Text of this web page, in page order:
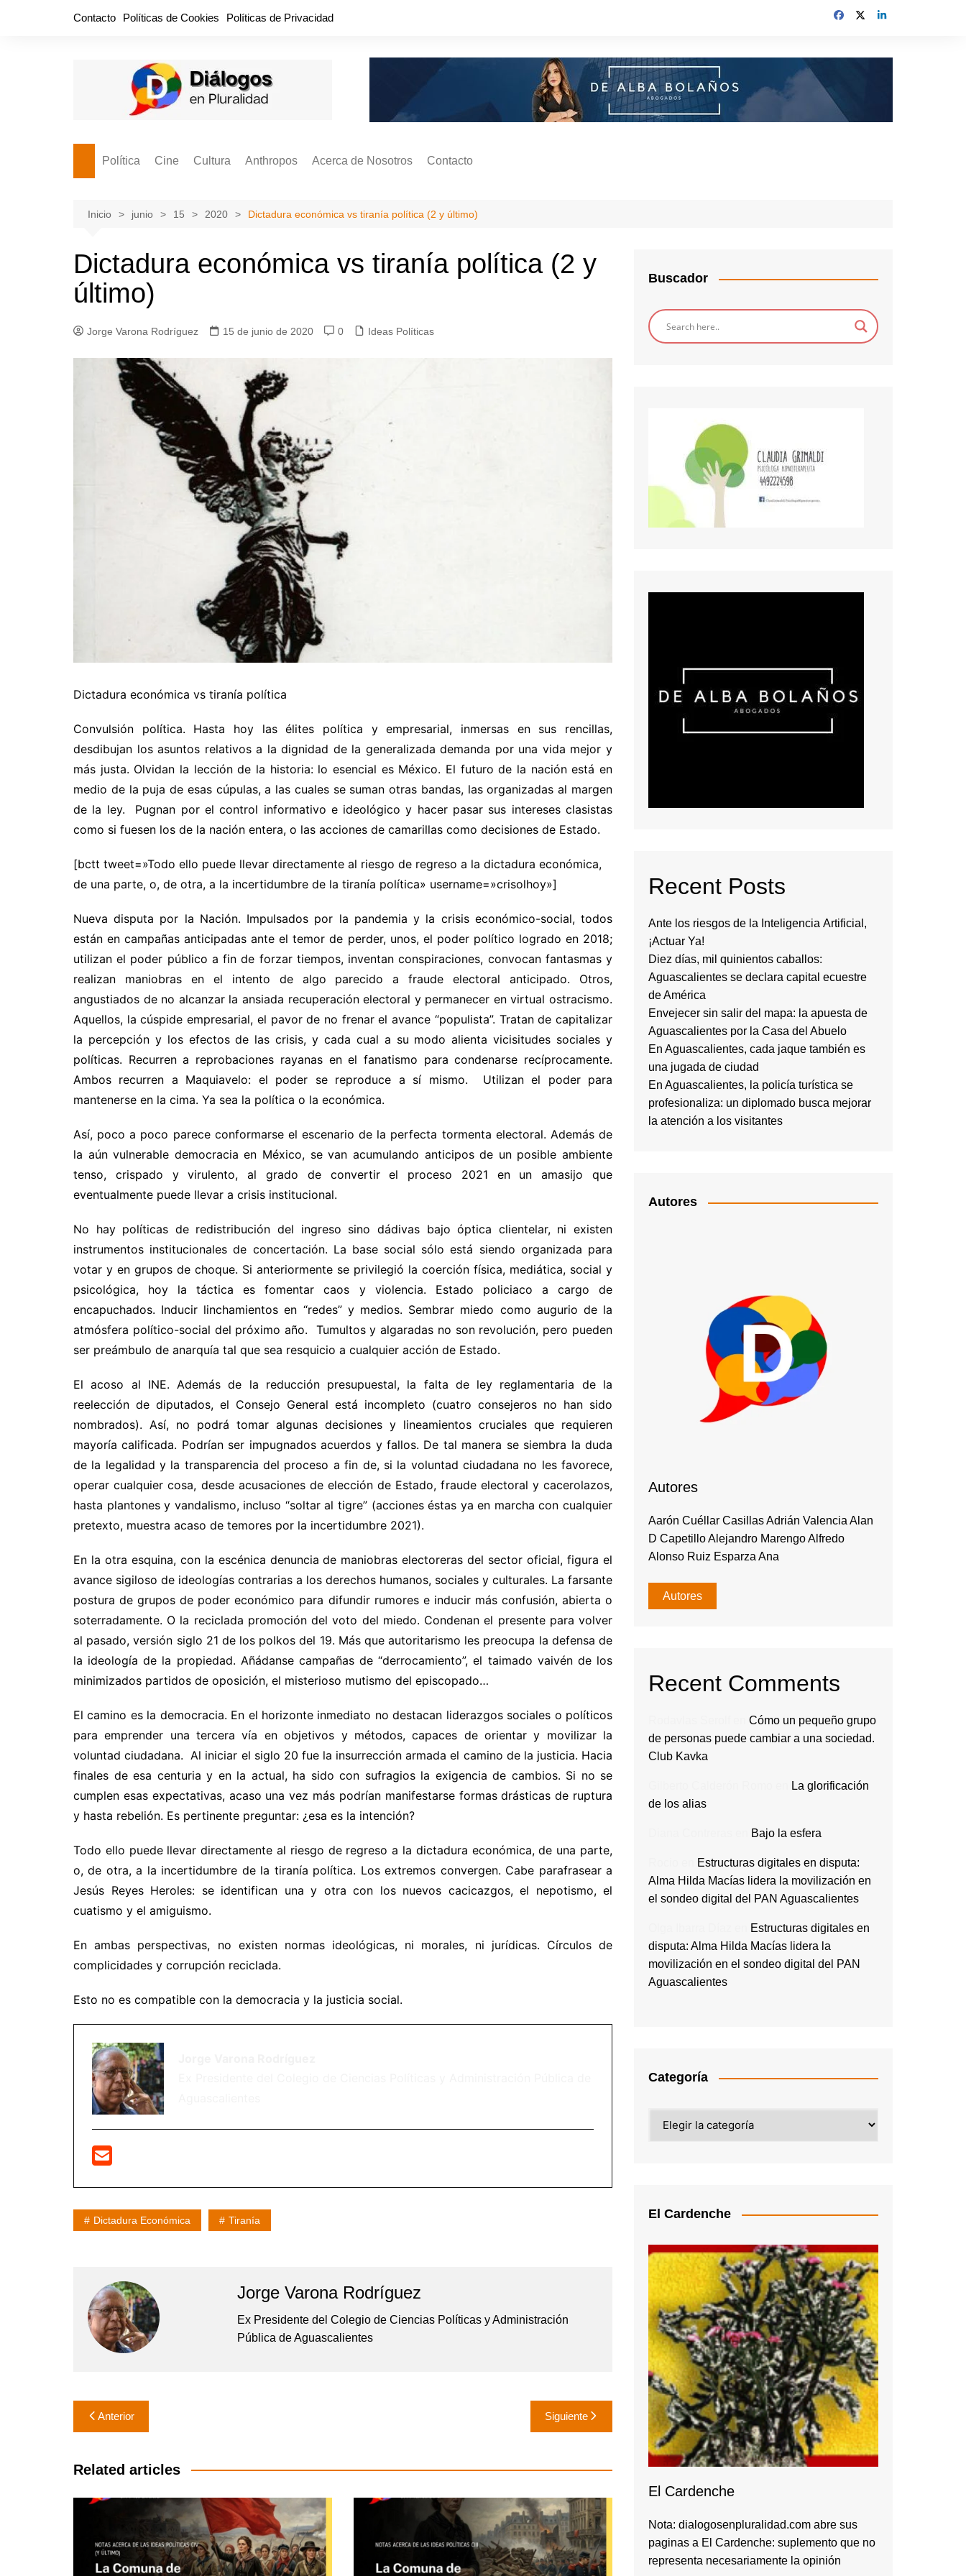
Contacto Políticas de Cookies Políticas de Privacidad
Política
Cabos Sueltos
Disruptor
Espacio Ciudadano
El Cardenche
Guerra de Encuestas
Línea Dura
Sin rodeos
Valor Público
Cine
FILMOGRAFÍAS
Cultura
Crónica
Libros
Poesía
Anthropos
¡Descrecimiento o colapso!
Estadística
Líderes inspiradores
Pedagogía Jurídica
REFLEXIONES
Tilde y tinta
Ya regresé
Acerca de Nosotros Contacto
Inicio junio 15 2020 Dictadura económica vs tiranía política (2 y último)
Dictadura económica vs tiranía política (2 y
último)
Jorge Varona Rodríguez 15 de junio de 2020 0 Ideas Políticas
Dictadura económica vs tiranía política
Convulsión política. Hasta hoy las élites política y empresarial, inmersas en sus rencillas,
desdibujan los asuntos relativos a la dignidad de la generalizada demanda por una vida mejor y
más justa. Olvidan la lección de la historia: lo esencial es México. El futuro de la nación está en
medio de la puja de esas cúpulas, a las cuales se suman otras bandas, las organizadas al margen
de la ley. Pugnan por el control informativo e ideológico y hacer pasar sus intereses clasistas
como si fuesen los de la nación entera, o las acciones de camarillas como decisiones de Estado.
[bctt tweet=»Todo ello puede llevar directamente al riesgo de regreso a la dictadura económica,
de una parte, o, de otra, a la incertidumbre de la tiranía política» username=»crisolhoy»]
Nueva disputa por la Nación. Impulsados por la pandemia y la crisis económico-social, todos
están en campañas anticipadas ante el temor de perder, unos, el poder político logrado en 2018;
utilizan el poder público a fin de forzar tiempos, inventan conspiraciones, convocan fantasmas y
realizan maniobras en el intento de algo parecido a fraude electoral anticipado. Otros,
angustiados de no alcanzar la ansiada recuperación electoral y permanecer en virtual ostracismo.
Aquellos, la cúspide empresarial, el pavor de no frenar el avance “populista”. Tratan de capitalizar
la percepción y los efectos de las crisis, y cada cual a su modo alienta vicisitudes sociales y
políticas. Recurren a reprobaciones rayanas en el fanatismo para condenarse recíprocamente.
Ambos recurren a Maquiavelo: el poder se reproduce a sí mismo. Utilizan el poder para
mantenerse en la cima. Ya sea la política o la económica.
Así, poco a poco parece conformarse el escenario de la perfecta tormenta electoral. Además de
la aún vulnerable democracia en México, se van acumulando anticipos de un posible ambiente
tenso, crispado y virulento, al grado de convertir el proceso 2021 en un amasijo que
eventualmente puede llevar a crisis institucional.
No hay políticas de redistribución del ingreso sino dádivas bajo óptica clientelar, ni existen
instrumentos institucionales de concertación. La base social sólo está siendo organizada para
votar y en grupos de choque. Si anteriormente se privilegió la coerción física, mediática, social y
psicológica, hoy la táctica es fomentar caos y violencia. Estado policiaco a cargo de
encapuchados. Inducir linchamientos en “redes” y medios. Sembrar miedo como augurio de la
atmósfera político-social del próximo año. Tumultos y algaradas no son revolución, pero pueden
ser preámbulo de anarquía tal que sea resquicio a cualquier acción de Estado.
El acoso al INE. Además de la reducción presupuestal, la falta de ley reglamentaria de la
reelección de diputados, el Consejo General está incompleto (cuatro consejeros no han sido
nombrados). Así, no podrá tomar algunas decisiones y lineamientos cruciales que requieren
mayoría calificada. Podrían ser impugnados acuerdos y fallos. De tal manera se siembra la duda
de la legalidad y la transparencia del proceso a fin de, si la voluntad ciudadana no les favorece,
operar cualquier cosa, desde acusaciones de elección de Estado, fraude electoral y cacerolazos,
hasta plantones y vandalismo, incluso “soltar al tigre” (acciones éstas ya en marcha con cualquier
pretexto, muestra acaso de temores por la incertidumbre 2021).
En la otra esquina, con la escénica denuncia de maniobras electoreras del sector oficial, figura el
avance sigiloso de ideologías contrarias a los derechos humanos, sociales y culturales. La farsante
postura de grupos de poder económico para difundir rumores e inducir más confusión, abierta o
soterradamente. O la reciclada promoción del voto del miedo. Condenan el presente para volver
al pasado, versión siglo 21 de los polkos del 19. Más que autoritarismo les preocupa la defensa de
la ideología de la propiedad. Añádanse campañas de “derrocamiento”, el taimado vaivén de los
minimizados partidos de oposición, el misterioso mutismo del episcopado…
El camino es la democracia. En el horizonte inmediato no destacan liderazgos sociales o políticos
para emprender una tercera vía en objetivos y métodos, capaces de orientar y movilizar la
voluntad ciudadana. Al iniciar el siglo 20 fue la insurrección armada el camino de la justicia. Hacia
finales de esa centuria y en la actual, ha sido con sufragios la exigencia de cambios. Si no se
cumplen esas expectativas, acaso una vez más podrían manifestarse formas drásticas de ruptura
y hasta rebelión. Es pertinente preguntar: ¿esa es la intención?
Todo ello puede llevar directamente al riesgo de regreso a la dictadura económica, de una parte,
o, de otra, a la incertidumbre de la tiranía política. Los extremos convergen. Cabe parafrasear a
Jesús Reyes Heroles: se identifican una y otra con los nuevos cacicazgos, el nepotismo, el
cuatismo y el amiguismo.
En ambas perspectivas, no existen normas ideológicas, ni morales, ni jurídicas. Círculos de
complicidades y corrupción reciclada.
Esto no es compatible con la democracia y la justicia social.
Dictadura Económica Tiranía
Jorge Varona Rodríguez
Ex Presidente del Colegio de Ciencias Políticas y Administración
Pública de Aguascalientes
Navegación
de
entradas
Anterior Siguiente
Related articles
Buscador
Recent Posts
Ante los riesgos de la Inteligencia Artificial,
¡Actuar Ya!
Diez días, mil quinientos caballos:
Aguascalientes se declara capital ecuestre
de América
Envejecer sin salir del mapa: la apuesta de
Aguascalientes por la Casa del Abuelo
En Aguascalientes, cada jaque también es
una jugada de ciudad
En Aguascalientes, la policía turística se
profesionaliza: un diplomado busca mejorar
la atención a los visitantes
Autores
Autores
Aarón Cuéllar Casillas Adrián Valencia Alan
D Capetillo Alejandro Marengo Alfredo
Alonso Ruiz Esparza Ana
Autores
Recent Comments
Cómo un pequeño grupo
de personas puede cambiar a una sociedad.
Club Kavka
La glorificación
de los alias
Bajo la esfera
Estructuras digitales en disputa:
Alma Hilda Macías lidera la movilización en
el sondeo digital del PAN Aguascalientes
Estructuras digitales en
disputa: Alma Hilda Macías lidera la
movilización en el sondeo digital del PAN
Aguascalientes
Categoría
El Cardenche
El Cardenche
Nota: dialogosenpluralidad.com abre sus
paginas a El Cardenche: suplemento que no
representa necesariamente la opinión